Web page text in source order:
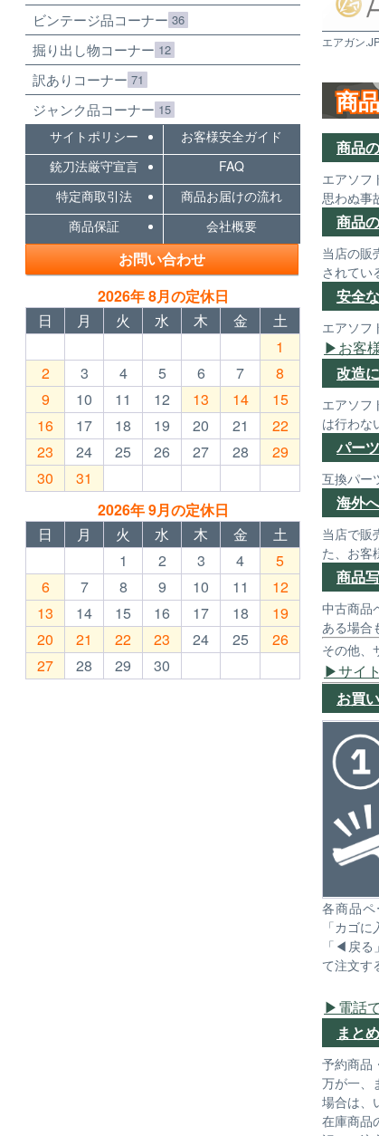
エアガン
商
商品
エアソフ
思わぬ事
商品
当店の販
されてい
安全
エアソフ
お客
改造
エアソフ
は行わな
パー
互換パー
海外
当店で販
た、お客
商品
中古商品
ある場合
その他、
サイ
お買
各商品
「カゴ
「◀戻る
て注文す
電話
まと
予約商品
万が一、
場合は、
在庫商品
ビンテージ品コーナー 36
掘り出し物コーナー 12
訳ありコーナー 71
ジャンク品コーナー 15
サイトポリシー
お客様安全ガイド
銃刀法厳守宣言
FAQ
特定商取引法
商品お届けの流れ
商品保証
会社概要
お問い合わせ
2026年 8月の定休日
日
月 火 水 木 金
土
1
2
3 4 5 6 7
8
9
10 11 12 13 14
15
16
17 18 19 20 21
22
23
24 25 26 27 28
29
30
31
2026年 9月の定休日
日
月 火 水 木 金
土
1
2 3 4
5
6
7 8 9 10 11
12
13
14 15 16 17 18
19
20
21 22 23 24 25
26
27
28 29 30